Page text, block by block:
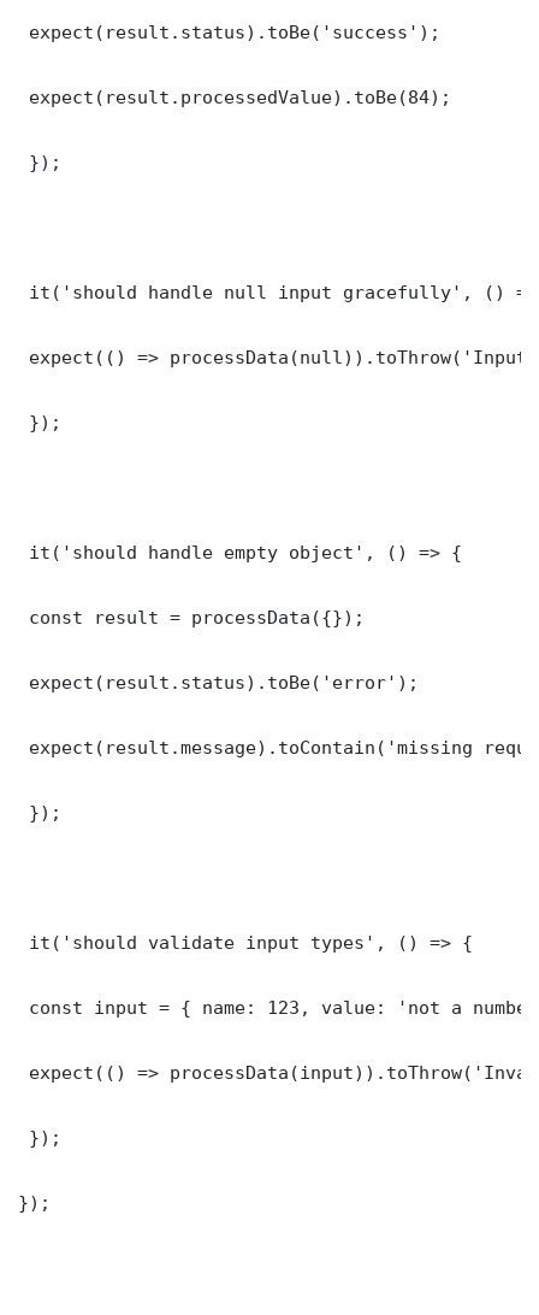
expect(result.status).toBe('success');
expect(result.processedValue).toBe(84);
});
it('should handle null input gracefully', ()
expect(() =>
});
it('should handle empty object', () => {
const result = processData({});
expect(result.status).toBe('error');
expect(result.message).toContain('missing
});
it('should validate input types', () => {
const input = { name: 123, value: 'not a
expect(() =>
});
});